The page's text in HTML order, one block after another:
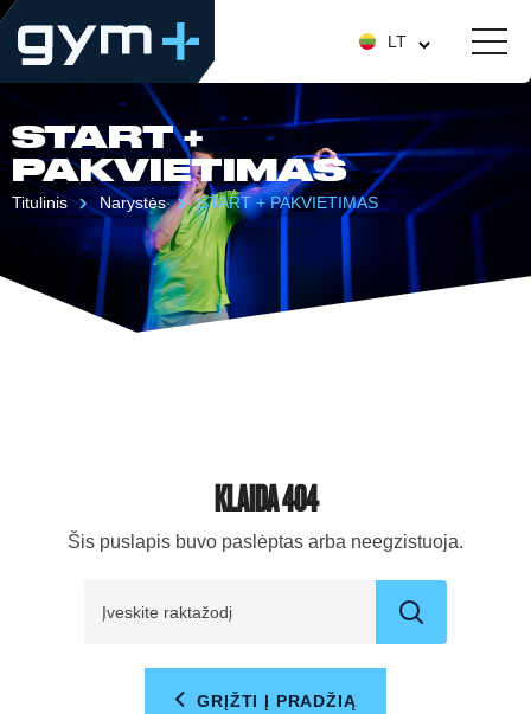
LT
START +
PAKVIETIMAS
Titulinis Narystės START + PAKVIETIMAS
KLAIDA 404
Šis puslapis buvo paslėptas arba neegzistuoja.
GRĮŽTI Į PRADŽIĄ